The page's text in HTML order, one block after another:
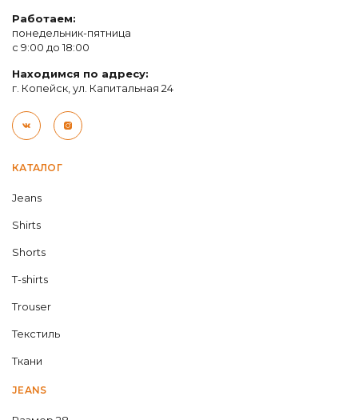
КАТАЛОГ
Jeans
Shirts
Shorts
T-shirts
Trouser
Текстиль
Ткани
JEANS
Работаем:
понедельник-пятница
с 9:00 до 18:00
Находимся по адресу:
г. Копейск, ул. Капитальная 24